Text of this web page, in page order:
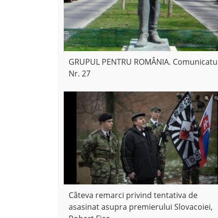
GRUPUL PENTRU ROMÂNIA.
Nr. 27
Câteva remarci privind tentativa de
asasinat asupra premierului Slovacoiei,